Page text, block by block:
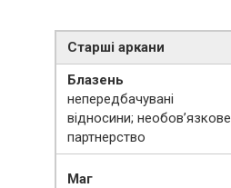
Старші аркани
Блазень
непередбачувані
відносини; необов’язкове
партнерство
Маг